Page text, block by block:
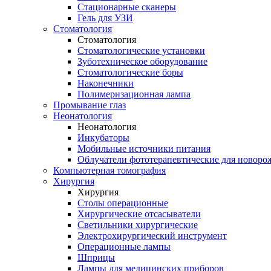
Стационарные сканеры
Гель для УЗИ
Стоматология
Стоматология
Стоматологические установки
Зуботехническое оборудование
Стоматологические боры
Наконечники
Полимеризационная лампа
Промывание глаз
Неонатология
Неонатология
Инкубаторы
Мобильные источники питания
Облучатели фототерапевтические для
Компьютерная томография
Хирургия
Хирургия
Столы операционные
Хирургические отсасыватели
Светильники хирургические
Электрохирургический инструмент
Операционные лампы
Шприцы
Лампы для медицинских приборов